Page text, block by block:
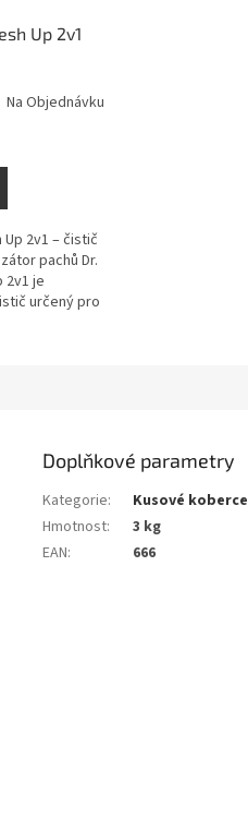
Up 2v1
Na Objednávku
Up 2v1 – čistič
pachů Dr.
2v1 je
určený pro
Doplňkové parametry
Kategorie:
Kusové koberce
Hmotnost:
3 kg
EAN: 666